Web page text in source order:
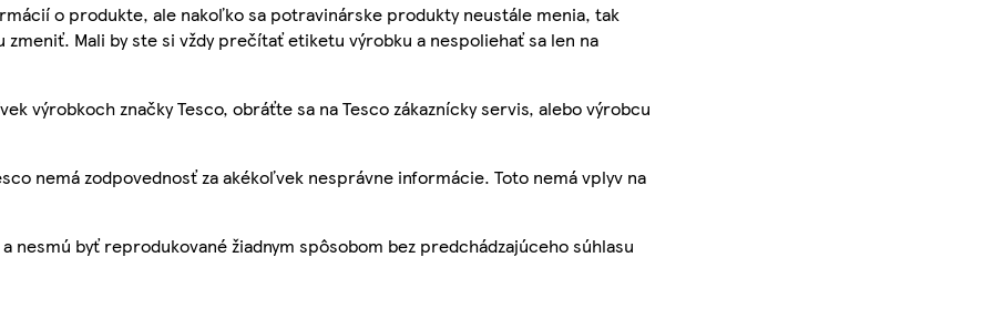
o produkte, ale nakoľko sa potravinárske produkty neustále menia, tak
zmeniť. Mali by ste si vždy prečítať etiketu výrobku a nespoliehať sa len na
výrobkoch značky Tesco, obráťte sa na Tesco zákaznícky servis, alebo výrobcu
nemá zodpovednosť za akékoľvek nesprávne informácie. Toto nemá vplyv na
byť reprodukované žiadnym spôsobom bez predchádzajúceho súhlasu